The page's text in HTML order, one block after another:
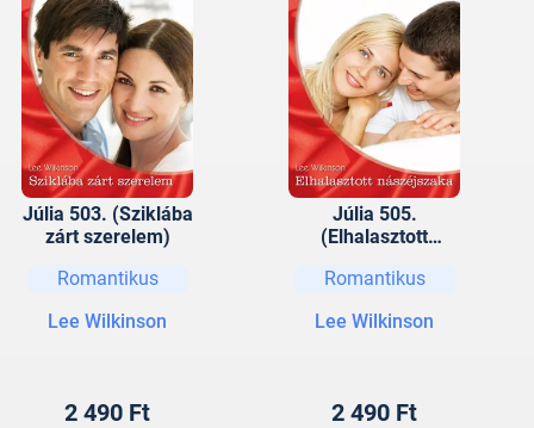
Júlia 503. (Sziklába
zárt szerelem)
Romantikus
Lee Wilkinson
2 490 Ft
Júlia 505.
(Elhalasztott
Romantikus
Lee Wilkinson
2 490 Ft